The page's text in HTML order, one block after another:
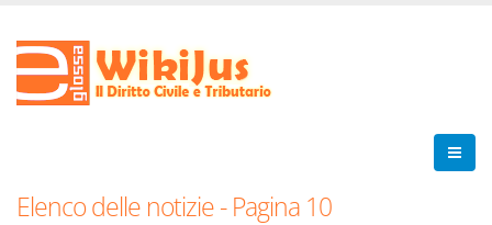
Elenco delle notizie - Pagina 10